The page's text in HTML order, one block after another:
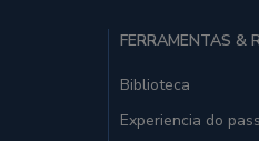
FERRAMENTAS &
Biblioteca
Experiencia do